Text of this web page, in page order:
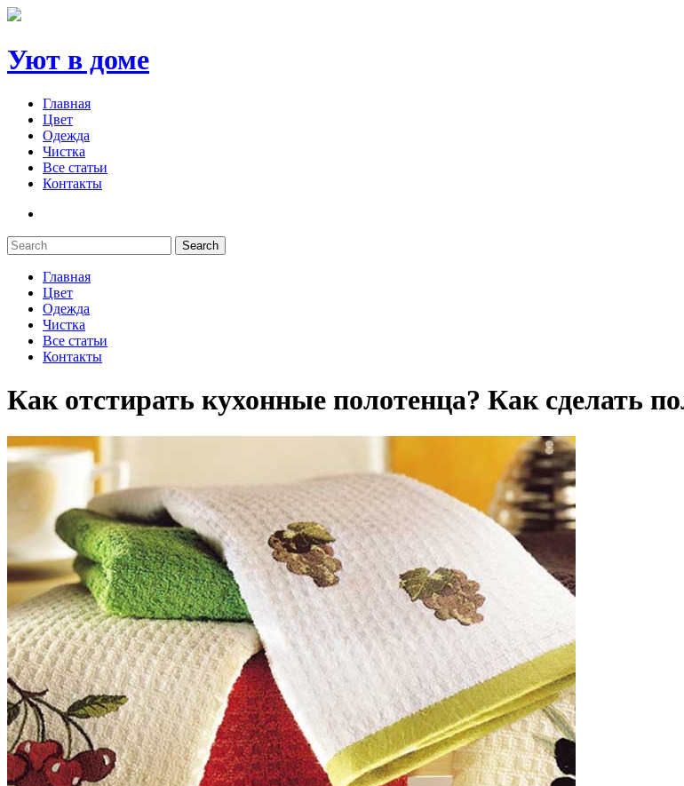
Уют в доме
Главная
Цвет
Одежда
Чистка
Все статьи
Контакты
Search
Главная
Цвет
Одежда
Чистка
Все статьи
Контакты
Как отстирать кухонные полотенца? Как сделать